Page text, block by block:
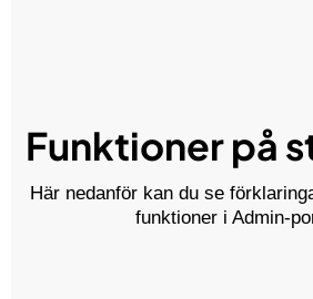
Funktioner på
Här nedanför kan du se
funktioner i Admin-